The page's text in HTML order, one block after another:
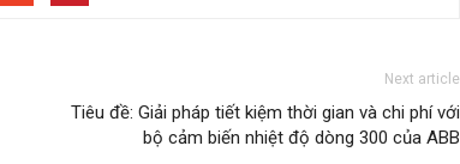
Next article
Tiêu đề: Giải pháp tiết kiệm thời gian và chi phí với
bộ cảm biến nhiệt độ dòng 300 của ABB